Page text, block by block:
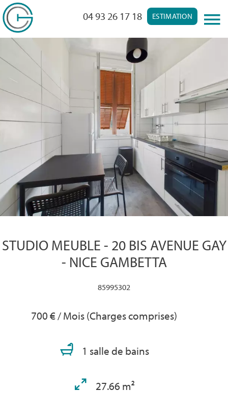
ESTIMATION
04 93 26 17 18
STUDIO MEUBLE - 20 BIS AVENUE GAY
- NICE GAMBETTA
85995302
700 € / Mois (Charges comprises)
1 salle de bains
27.66 m²